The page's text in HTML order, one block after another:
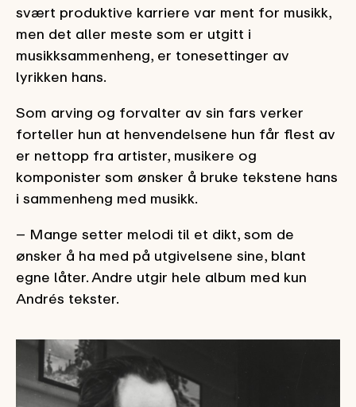
svært produktive karriere var ment for musikk,
men det aller meste som er utgitt i
musikksammenheng, er tonesettinger av
lyrikken hans.
Som arving og forvalter av sin fars verker
forteller hun at henvendelsene hun får flest av
er nettopp fra artister, musikere og
komponister som ønsker å bruke tekstene hans
i sammenheng med musikk.
– Mange setter melodi til et dikt, som de
ønsker å ha med på utgivelsene sine, blant
egne låter. Andre utgir hele album med kun
Andrés tekster.